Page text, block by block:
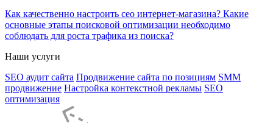
Как качественно настроить сео интернет-магазина? Какие
основные этапы поисковой оптимизации необходимо
соблюдать для роста трафика из поиска?
Наши услуги
SEO аудит сайта Продвижение сайта по позициям SMM
продвижение Настройка контекстной рекламы SEO
оптимизация